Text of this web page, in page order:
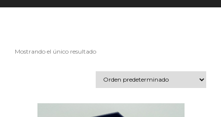
Mostrando el único resultado